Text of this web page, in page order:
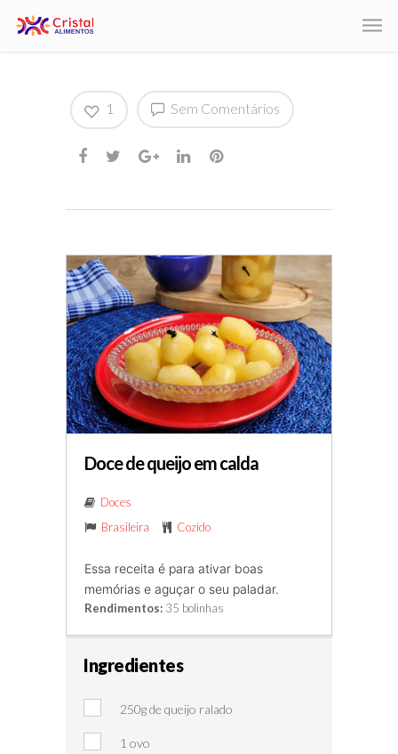
Sem Comentários
1
Doce de queijo em calda
Doces
Brasileira
Cozido
Essa receita é para ativar boas
memórias e aguçar o seu paladar.
Rendimentos: 35 bolinhas
Ingredientes
250g de queijo ralado
1 ovo